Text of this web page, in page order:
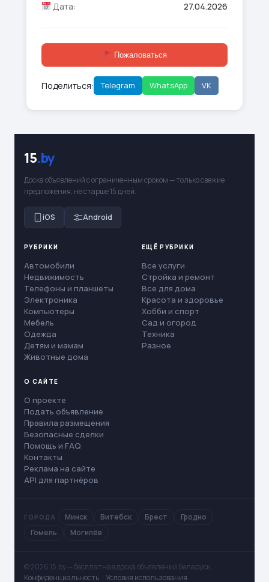
Дата:
27.04.2026
Пожаловаться
Поделиться: Telegram WhatsApp VK
15.by
Доска объявлений с ограниченным сроком — только свежие
предложения, не старше 15 дней.
iOS Android
РУБРИКИ
Автомобили
Недвижимость
Телефоны и планшеты
Электроника
Компьютеры
Мебель
Одежда
Детям и мамам
Животные дома
ЕЩЁ РУБРИКИ
Все услуги
Стройка и ремонт
Все для дома
Красота и здоровье
Хобби и спорт
Сад и огород
Техника
Разное
О САЙТЕ
О проекте
Подать объявление
Правила размещения
Безопасные сделки
Помощь и FAQ
Контакты
Реклама на сайте
API для партнёров
ГОРОДА Минск Витебск Брест
Гродно
Гомель
Могилёв
© 2026 15.by — бесплатная доска объявлений Беларуси. ·
Конфиденциальность · Условия использования